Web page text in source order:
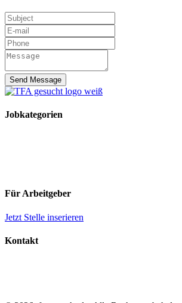
Send Message
Jobkategorien
Für Arbeitgeber
Jetzt Stelle inserieren
Kontakt